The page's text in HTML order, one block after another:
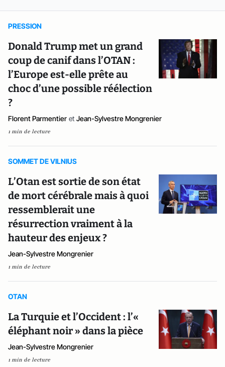
PRESSION
Donald Trump met un grand
coup de canif dans l’OTAN :
l’Europe est-elle prête au
choc d’une possible réélection
?
Florent Parmentier et Jean-Sylvestre Mongrenier
1 min de lecture
SOMMET DE VILNIUS
L’Otan est sortie de son état
de mort cérébrale mais à quoi
ressemblerait une
résurrection vraiment à la
hauteur des enjeux ?
Jean-Sylvestre Mongrenier
1 min de lecture
OTAN
La Turquie et l’Occident : l’«
éléphant noir » dans la pièce
Jean-Sylvestre Mongrenier
1 min de lecture